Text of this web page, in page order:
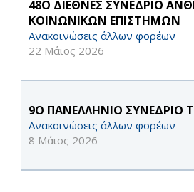
48Ο ΔΙΕΘΝΕΣ ΣΥΝΕΔΡΙΟ
ΚΟΙΝΩΝΙΚΩΝ ΕΠΙΣΤΗΜΩΝ
Ανακοινώσεις άλλων φορέων
22 Μάιος 2026
9Ο ΠΑΝΕΛΛΗΝΙΟ ΣΥΝΕΔΡΙΟ
Ανακοινώσεις άλλων φορέων
8 Μάιος 2026